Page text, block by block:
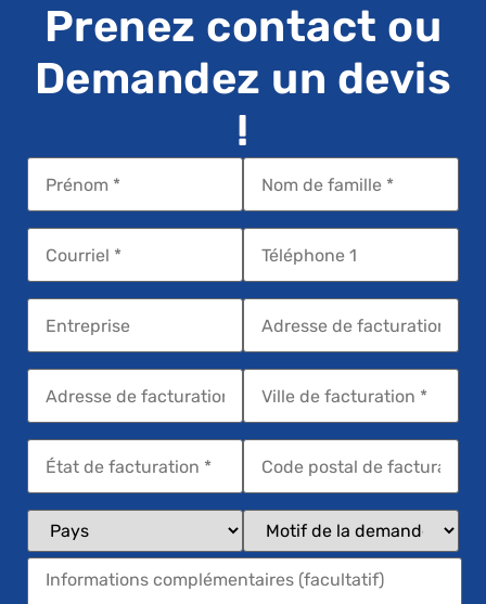
Prenez contact ou
Demandez un devis
!